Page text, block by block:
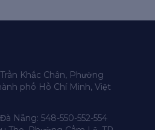
Trần Khắc Chân, Phường
phố Hồ Chí Minh, Việt
Nẵng:548-550-552-554